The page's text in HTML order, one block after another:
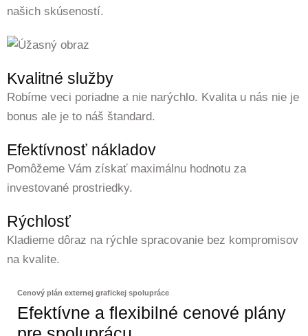
našich skúseností.
Kvalitné služby
Robíme veci poriadne a nie narýchlo. Kvalita u nás nie je
bonus ale je to náš štandard.
Efektívnosť nákladov
Pomôžeme Vám získať maximálnu hodnotu za
investované prostriedky.
Rýchlosť
Kladieme dôraz na rýchle spracovanie bez kompromisov
na kvalite.
Cenový plán externej grafickej spolupráce
Efektívne a flexibilné cenové plány